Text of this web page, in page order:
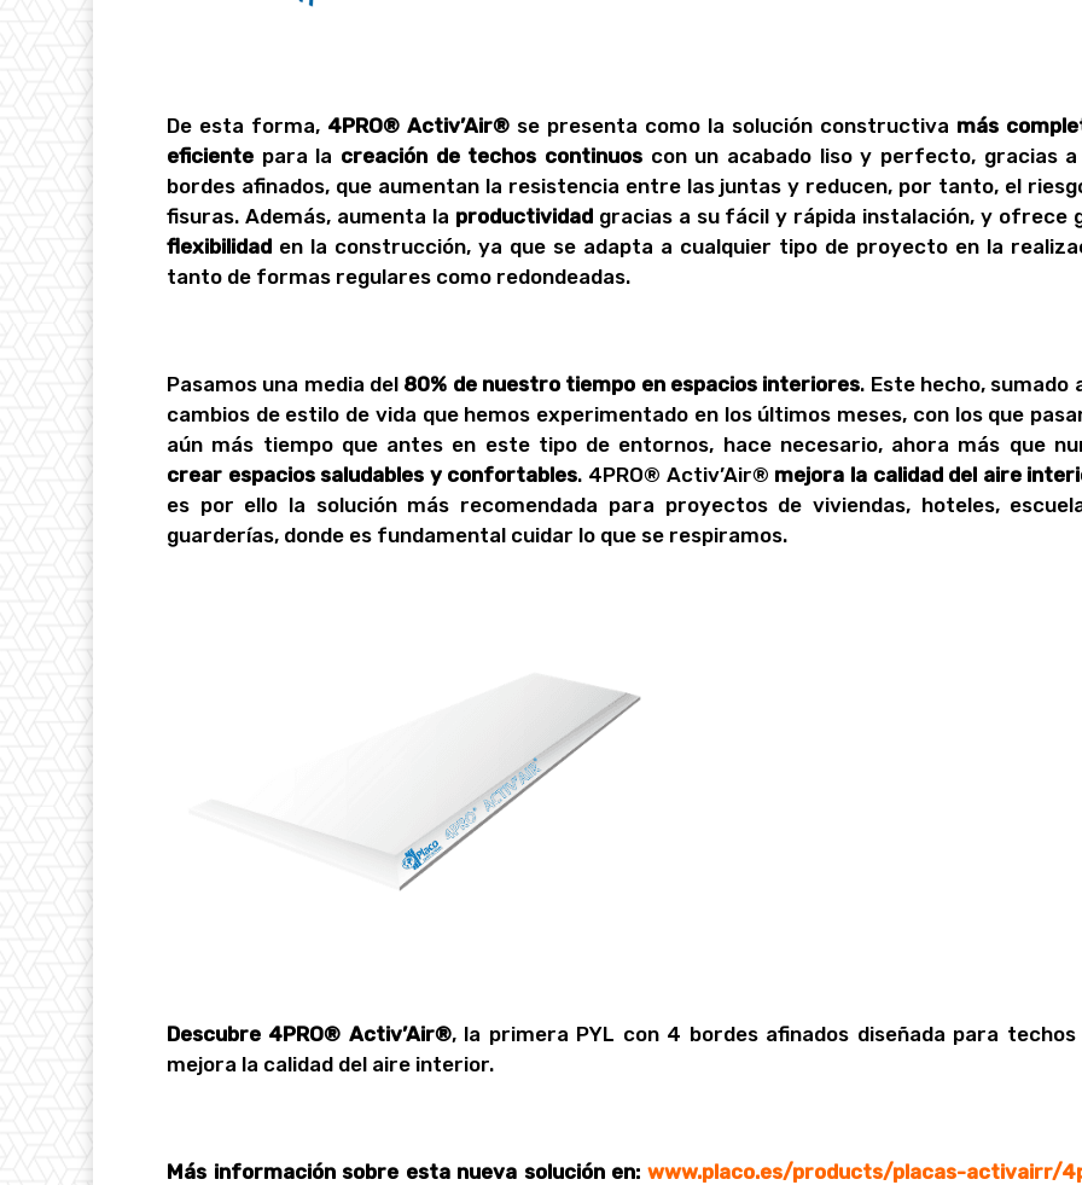
De esta forma, 4PRO® Activ’Air® se presenta como la solución constructiva más
eficiente para la creación de techos continuos con un acabado liso y perfecto, gracias a
bordes afinados, que aumentan la resistencia entre las juntas y reducen, por tanto, el
fisuras. Además, aumenta la productividadgracias a su fácil y rápida instalación, y ofrece
flexibilidad en la construcción, ya que se adapta a cualquier tipo de proyecto en la
tanto de formas regulares como redondeadas.
Pasamos una media del 80% de nuestro tiempo en espacios interiores. Este hecho, sumado
cambios de estilo de vida que hemos experimentado en los últimos meses, con los que
aún más tiempo que antes en este tipo de entornos, hace necesario, ahora más que
crear espacios saludables y confortables. 4PRO® Activ’Air® mejora la calidad del aire
es por ello la solución más recomendada para proyectos de viviendas, hoteles,
guarderías, donde es fundamental cuidar lo que se respiramos.
Descubre 4PRO® Activ’Air®, la primera PYL con 4 bordes afinados diseñada para techos
mejora la calidad del aire interior.
Más información sobre esta nueva solución en: www.placo.es/products/placas-activairr/